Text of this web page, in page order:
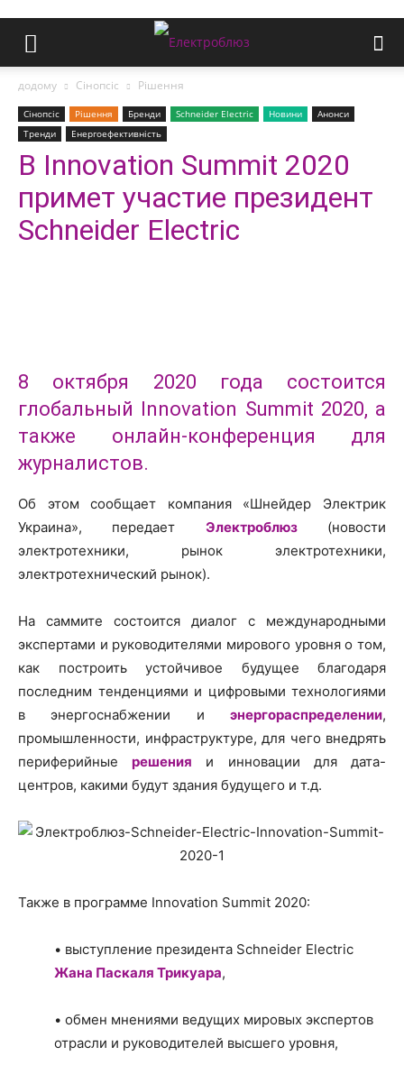
додому Сінопсіс Рішення
Сінопсіс Рішення Бренди Schneider Electric Новини
Анонси
Тренди
Енергоефективність
В Innovation Summit 2020
примет участие президент
Schneider Electric
8 октября 2020 года состоится
глобальный Innovation Summit 2020, а
также онлайн-конференция для
журналистов.
Об этом сообщает компания «Шнейдер Электрик
Украина», передает Электроблюз(новости
электротехники, рынок электротехники,
электротехнический рынок).
На саммите состоится диалог с международными
экспертами и руководителями мирового уровня о том,
как построить устойчивое будущее благодаря
последним тенденциями и цифровыми технологиями
в энергоснабжении и энергораспределении,
промышленности, инфраструктуре, для чего внедрять
периферийныерешения и инновации для дата-
центров, какими будут здания будущего и т.д.
Также в программе Innovation Summit 2020:
• выступление президента Schneider Electric
Жана Паскаля Трикуара,
• обмен мнениями ведущих мировых экспертов
отрасли и руководителей высшего уровня,